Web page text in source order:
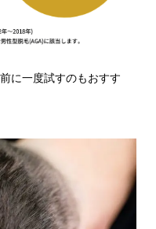
に一度試すのもおすす